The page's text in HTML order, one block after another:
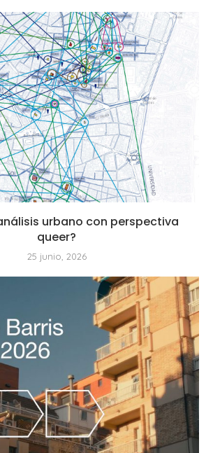
urbano con perspectiva
queer?
25 junio, 2026